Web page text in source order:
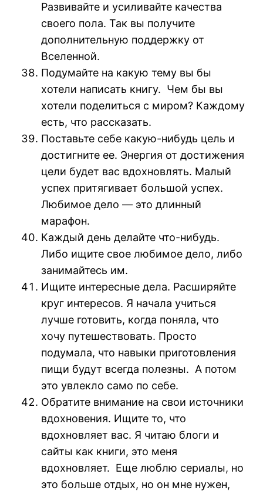
Развивайте и усиливайте качества
своего пола. Так вы получите
дополнительную поддержку от
Вселенной.
Подумайте на какую тему вы бы
хотели написать книгу. Чем бы вы
хотели поделиться с миром? Каждому
есть, что рассказать.
Поставьте себе какую-нибудь цель и
достигните ее. Энергия от достижения
цели будет вас вдохновлять. Малый
успех притягивает большой успех.
Любимое дело — это длинный
марафон.
Каждый день делайте что-нибудь.
Либо ищите свое любимое дело, либо
занимайтесь им.
Ищите интересные дела. Расширяйте
круг интересов. Я начала учиться
лучше готовить, когда поняла, что
хочу путешествовать. Просто
подумала, что навыки приготовления
пищи будут всегда полезны. А потом
это увлекло само по себе.
Обратите внимание на свои источники
вдохновения. Ищите то, что
вдохновляет вас. Я читаю блоги и
сайты как книги, это меня
вдохновляет. Еще люблю сериалы, но
это больше отдых, но он мне нужен,